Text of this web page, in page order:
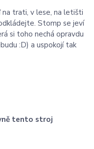
na trati, v lese, na letišti
Stomp se jeví
si toho nechá opravdu
:D) a uspokojí tak
tento stroj